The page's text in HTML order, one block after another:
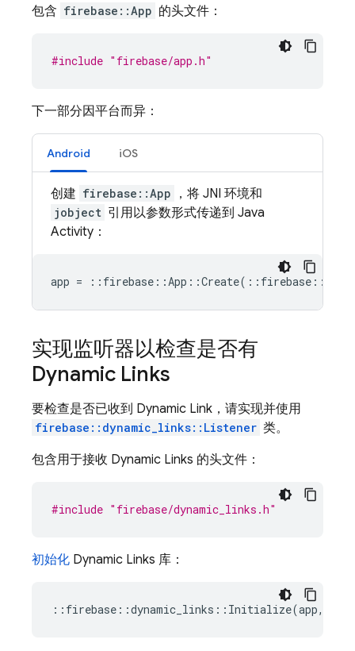
包含 firebase::App 的头文件：
#include "firebase/app.h"
下一部分因平台而异：
Android iOS
创建 firebase::App ，将 JNI 环境和
jobject 引用以参数形式传递到 Java
Activity：
app = :: firebase ::App ::Create( :: firebase ::
实现监听器以检查是否有
Dynamic Links
要检查是否已收到 Dynamic Link ，请实现并使用
firebase::dynamic_links::Listener 类。
包含用于接收 Dynamic Links 的头文件：
#include "firebase/dynamic_links.h"
初始化 Dynamic Links 库：
:: firebase ::dynamic_links :: Initialize(app,